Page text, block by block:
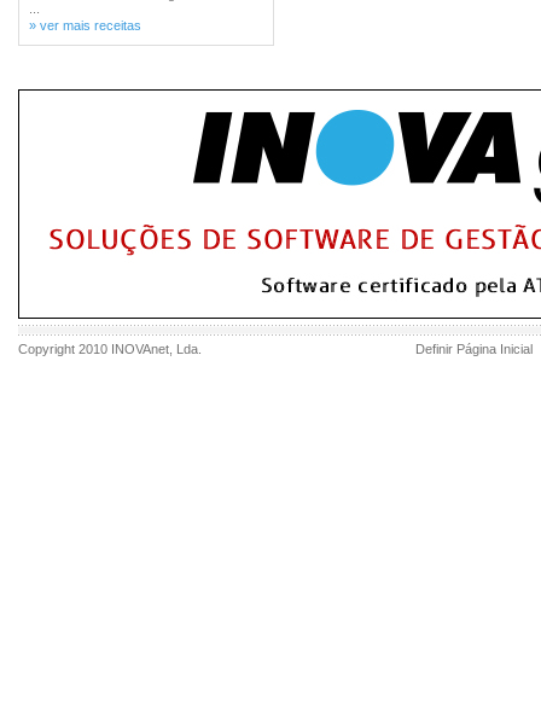
» ver mais receitas
Copyright 2010 INOVAnet , Lda. Definir Página Inicial